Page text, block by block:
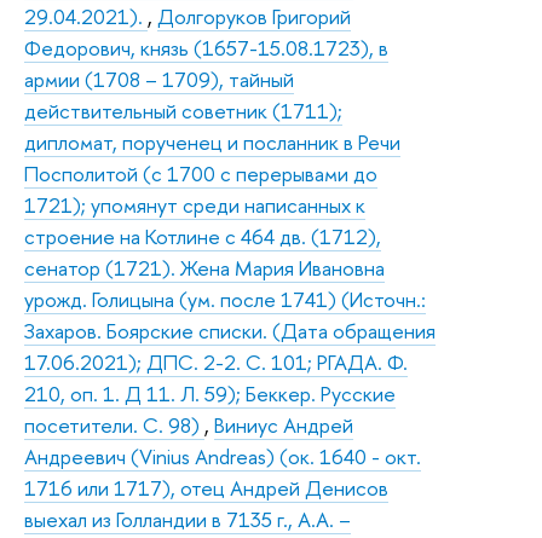
29.04.2021). , Долгоруков Григорий
Федорович, князь (1657-15.08.1723), в
армии (1708 – 1709), тайный
действительный советник (1711);
дипломат, порученец и посланник в Речи
Посполитой (с 1700 с перерывами до
1721); упомянут среди написанных к
строение на Котлине с 464 дв. (1712),
сенатор (1721). Жена Мария Ивановна
урожд. Голицына (ум. после 1741) (Источн.:
Захаров. Боярские списки. (Дата обращения
17.06.2021); ДПС. 2-2. С. 101; РГАДА. Ф.
210, оп. 1. Д 11. Л. 59); Беккер. Русские
посетители. С. 98) , Виниус Андрей
Андреевич (Vinius Andreas) (ок. 1640 - окт.
1716 или 1717), отец Андрей Денисов
выехал из Голландии в 7135 г., А.А. –